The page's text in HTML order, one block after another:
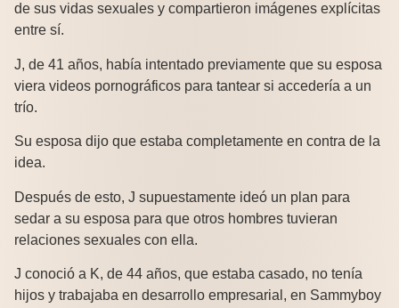
de sus vidas sexuales y compartieron imágenes explícitas
entre sí.
J, de 41 años, había intentado previamente que su esposa
viera videos pornográficos para tantear si accedería a un
trío.
Su esposa dijo que estaba completamente en contra de la
idea.
Después de esto, J supuestamente ideó un plan para
sedar a su esposa para que otros hombres tuvieran
relaciones sexuales con ella.
J conoció a K, de 44 años, que estaba casado, no tenía
hijos y trabajaba en desarrollo empresarial, en Sammyboy